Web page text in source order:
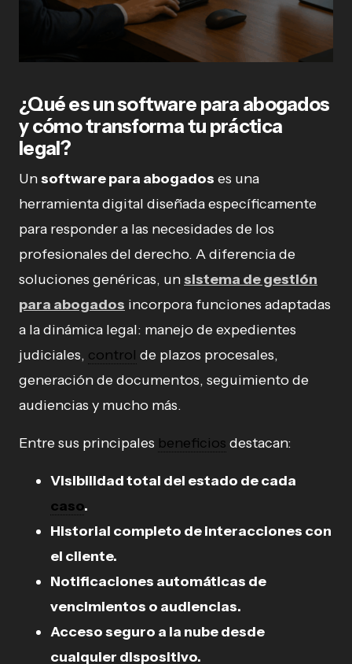
¿Qué es un software para abogados
y cómo transforma tu práctica
legal?
Unsoftware para abogados es una
herramienta digital diseñada específicamente
para responder a las necesidades de los
profesionales del derecho. A diferencia de
soluciones genéricas, unsistema de gestión
para abogados incorpora funciones adaptadas
a la dinámica legal: manejo de expedientes
judiciales, control de plazos procesales,
generación de documentos, seguimiento de
audiencias y mucho más.
Entre sus principales beneficios destacan:
Visibilidad total del estado de cada
caso.
Historial completo de interacciones con
el cliente.
Notificaciones automáticas de
vencimientos o audiencias.
Acceso seguro a la nube desde
cualquier dispositivo.